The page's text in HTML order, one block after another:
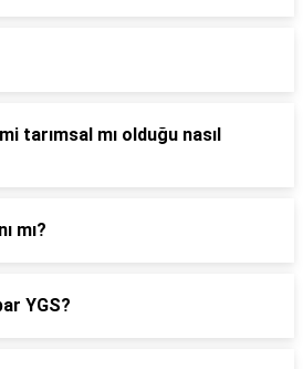
tarımsal mı olduğu nasıl
mı?
YGS?